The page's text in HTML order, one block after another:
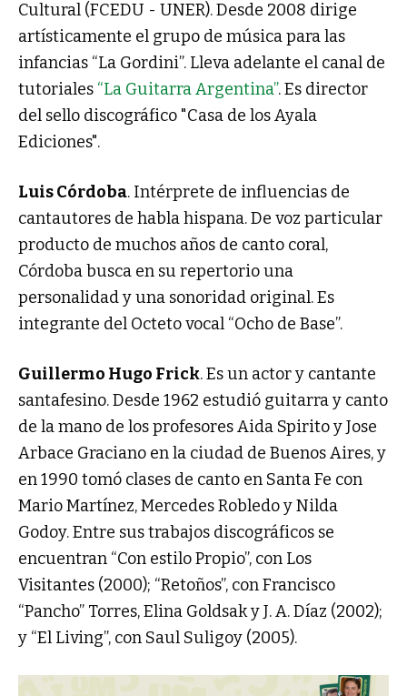
Cultural (FCEDU - UNER). Desde 2008 dirige
artísticamente el grupo de música para las
infancias “La Gordini”. Lleva adelante el canal de
tutoriales “La Guitarra Argentina”. Es director
del sello discográfico "Casa de los Ayala
Ediciones".
Luis Córdoba. Intérprete de influencias de
cantautores de habla hispana. De voz particular
producto de muchos años de canto coral,
Córdoba busca en su repertorio una
personalidad y una sonoridad original. Es
integrante del Octeto vocal “Ocho de Base”.
Guillermo Hugo Frick. Es un actor y cantante
santafesino. Desde 1962 estudió guitarra y canto
de la mano de los profesores Aida Spirito y Jose
Arbace Graciano en la ciudad de Buenos Aires, y
en 1990 tomó clases de canto en Santa Fe con
Mario Martínez, Mercedes Robledo y Nilda
Godoy. Entre sus trabajos discográficos se
encuentran “Con estilo Propio”, con Los
Visitantes (2000); “Retoños”, con Francisco
“Pancho” Torres, Elina Goldsak y J. A. Díaz (2002);
y “El Living”, con Saul Suligoy (2005).